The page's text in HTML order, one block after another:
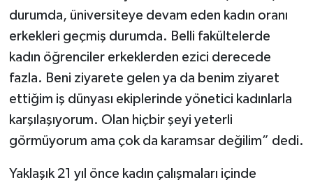
durumda, üniversiteye devam eden kadın oranı
erkekleri geçmiş durumda. Belli fakültelerde
kadın öğrenciler erkeklerden ezici derecede
fazla. Beni ziyarete gelen ya da benim ziyaret
ettiğim iş dünyası ekiplerinde yönetici kadınlarla
karşılaşıyorum. Olan hiçbir şeyi yeterli
görmüyorum ama çok da karamsar değilim” dedi.
Yaklaşık 21 yıl önce kadın çalışmaları içinde